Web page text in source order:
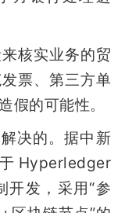
核实业务的贸
票、第三方单
假的可能性。
决的。据中新
Hyperledger
开发，采用“参